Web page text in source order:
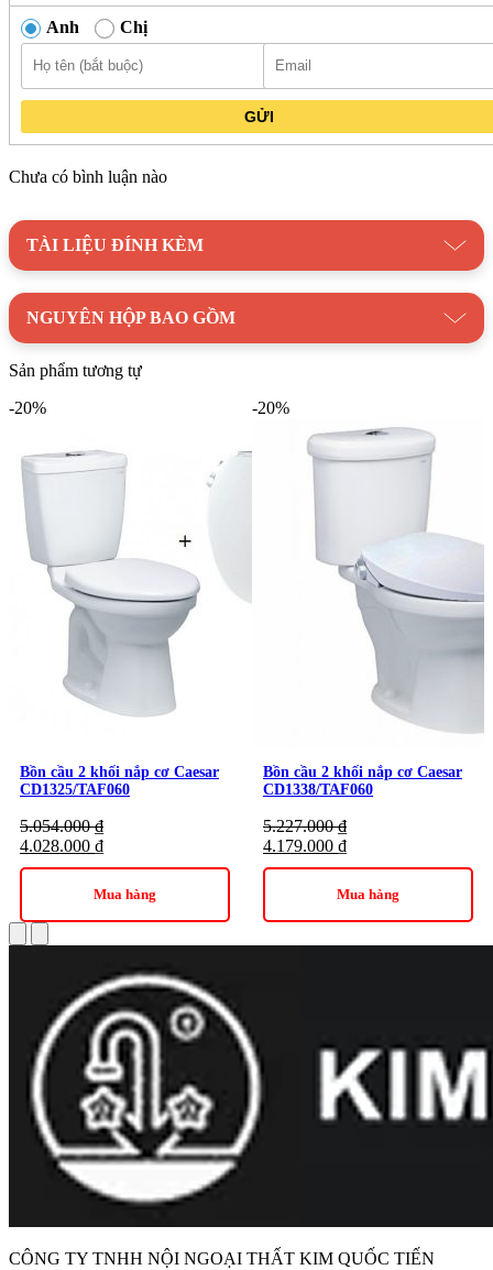
đình lẫn công trình công cộng.
Được cung cấp bởi đại lý chính hãng CaesarKim Quốc
Tiến , đảm bảo sản phẩm đúng chuẩn, có đầy đủ chính sách
bảo hành rõ ràng.
Danh mục: Thiết Bị Vệ Sinh/Bồn Cầu/Bồn cầu
Anh Chị
GỬI
Chưa có bình luận nào
TÀI LIỆU ĐÍNH KÈM
NGUYÊN HỘP BAO GỒM
Sản phẩm tương tự
-20%
Bồn cầu 2 khối nắp cơ Caesar
CD1325/TAF060
5.054.000₫
4.028.000 ₫
Mua hàng
-20%
Bồn cầu 2 khối nắp cơ Caesar
CD1338/TAF060
5.227.000₫
4.179.000 ₫
Mua hàng
CÔNG TY TNHH NỘI NGOẠI THẤT KIM QUỐC TIẾN